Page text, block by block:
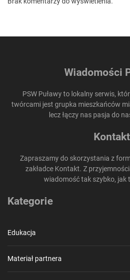
Wiadomości
PSW Puławy to lokalny serwis,
twórcami jest grupka mieszkańców
lecz łączy nas pasja do
Kontakt
Zapraszamy do skorzystania z
zakładce Kontakt. Z
wiadomość tak szybko, jak
Kategorie
Edukacja
Materiał partnera